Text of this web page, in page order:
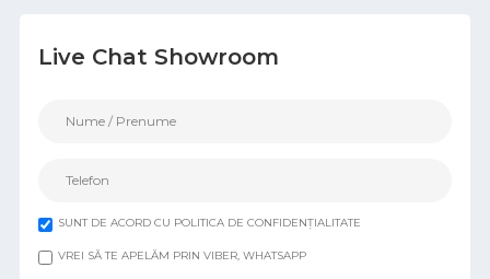
Live Chat Showroom
SUNT DE ACORD CU POLITICA DE CONFIDENȚIALITATE
VREI SĂ TE APELĂM PRIN VIBER, WHATSAPP